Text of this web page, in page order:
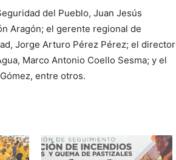
del Pueblo, Juan Jesús
Aragón; el gerente regional de
Jorge Arturo Pérez Pérez; el director
Marco Antonio Coello Sesma; y el
entre otros.